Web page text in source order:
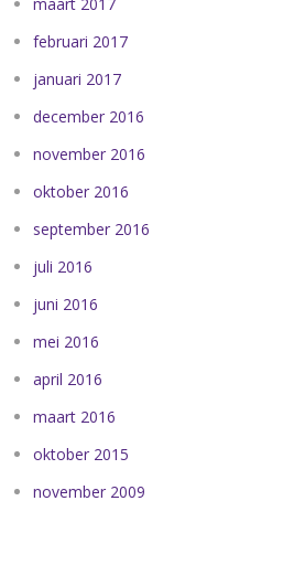
februari 2017
januari 2017
december 2016
november 2016
oktober 2016
september 2016
juli 2016
juni 2016
mei 2016
april 2016
maart 2016
oktober 2015
november 2009